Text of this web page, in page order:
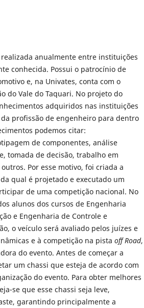
anualmente entre instituições
conhecida. Possui o patrocínio de
e, na Univates, conta com o
do Vale do Taquari. No projeto do
adquiridos nas instituições
profissão de engenheiro para dentro
podemos citar:
de componentes, análise
tomada de decisão, trabalho em
Por esse motivo, foi criada a
qual é projetado e executado um
de uma competição nacional. No
alunos dos cursos de Engenharia
e Engenharia de Controle e
o veículo será avaliado pelos juízes e
e à competição na pista off Road,
do evento. Antes de começar a
um chassi que esteja de acordo com
do evento. Para obter melhores
se que esse chassi seja leve,
garantindo principalmente a